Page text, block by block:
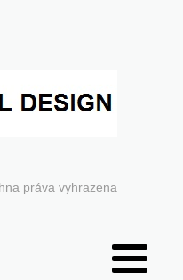
práva vyhrazena